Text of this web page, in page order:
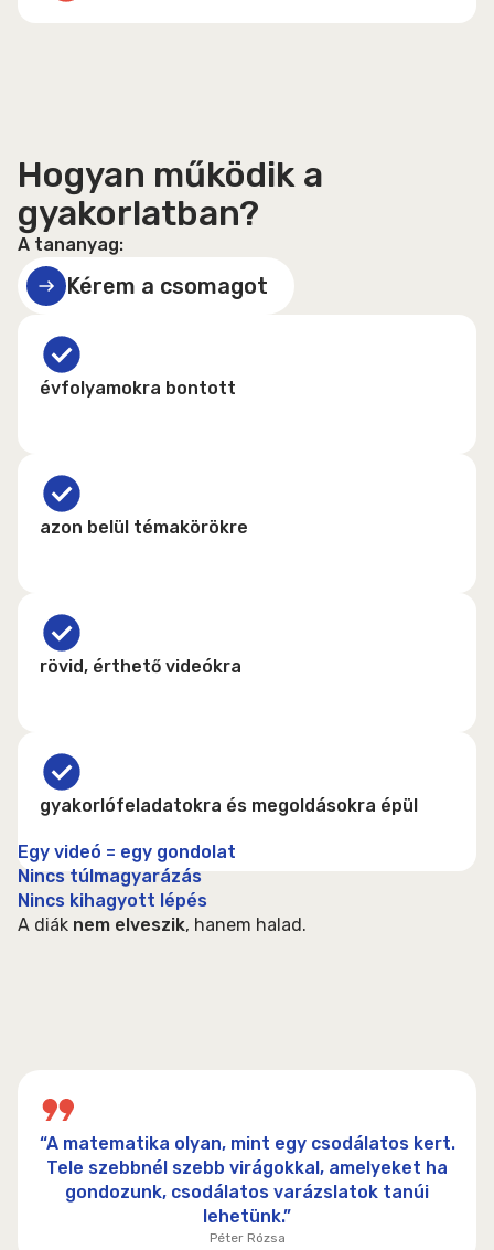
Hogyan működik a
gyakorlatban?
A tananyag:
Kérem a csomagot
évfolyamokra bontott
azon belül témakörökre
rövid, érthető videókra
gyakorlófeladatokra és megoldásokra épül
Egy videó = egy gondolat
Nincs túlmagyarázás
Nincs kihagyott lépés
A diák nem elveszik, hanem halad.
“A matematika olyan, mint egy csodálatos kert.
Tele szebbnél szebb virágokkal, amelyeket ha
gondozunk, csodálatos varázslatok tanúi
lehetünk.”
Péter Rózsa